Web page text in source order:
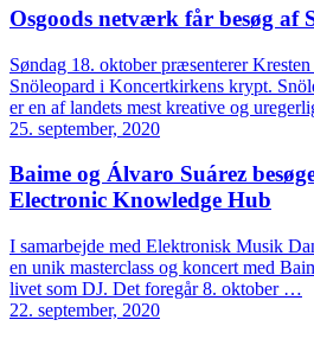
Osgoods netværk får besøg af
Søndag 18. oktober præsenterer
Snöleopard i Koncertkirkens krypt.
er en af landets mest kreative og
25. september, 2020
Baime og Álvaro Suárez
Electronic Knowledge Hub
I samarbejde med Elektronisk Musik
en unik masterclass og koncert med
livet som DJ. Det foregår 8. oktober …
22. september, 2020